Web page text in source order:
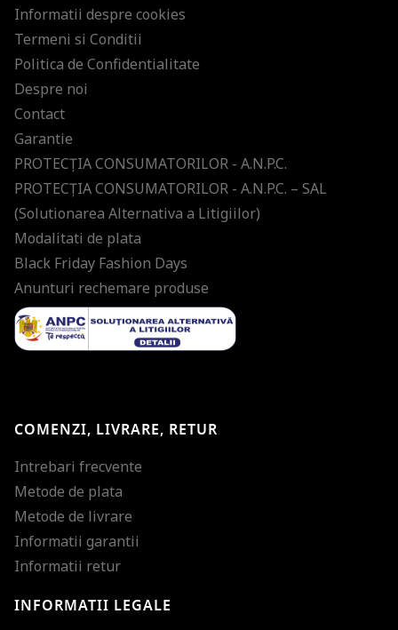
Informatii despre cookies
Termeni si Conditii
Politica de Confidentialitate
Despre noi
Contact
Garantie
PROTECŢIA CONSUMATORILOR - A.N.P.C.
PROTECŢIA CONSUMATORILOR - A.N.P.C. – SAL
(Solutionarea Alternativa a Litigiilor)
Modalitati de plata
Black Friday Fashion Days
Anunturi rechemare produse
COMENZI, LIVRARE, RETUR
Intrebari frecvente
Metode de plata
Metode de livrare
Informatii garantii
Informatii retur
INFORMATII LEGALE